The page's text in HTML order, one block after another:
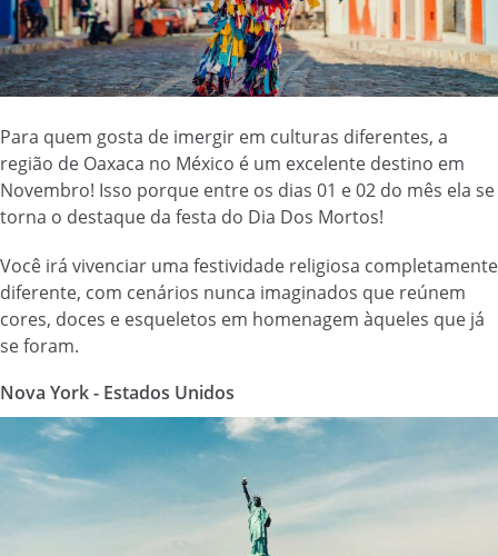
Dançarino:Oaxaca, México.
Para quem gosta de imergir em culturas diferentes, a
região de Oaxaca no México é um excelente destino em
Novembro! Isso porque entre os dias 01 e 02 do mês ela se
torna o destaque da festa do Dia Dos Mortos!
Você irá vivenciar uma festividade religiosa completamente
diferente, com cenários nunca imaginados que reúnem
cores, doces e esqueletos em homenagem àqueles que já
se foram.
Nova York - Estados Unidos